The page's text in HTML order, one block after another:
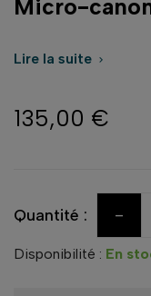
Micro-
Lire la suite 
135,00 €
Quantité : -
Disponibilité : En